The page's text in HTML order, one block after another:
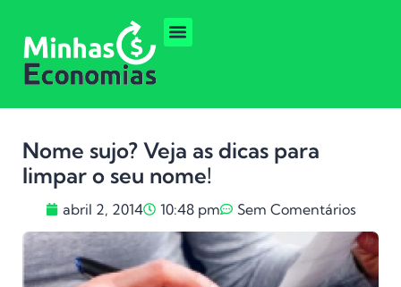
Nome sujo? Veja as dicas para
limpar o seu nome!
abril 2, 2014 10:48 pm Sem Comentários